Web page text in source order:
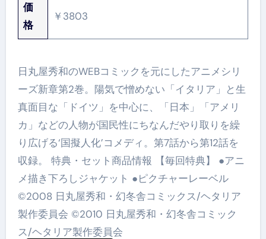
価
格
￥3803
日丸屋秀和のWEBコミックを元にしたアニメシリ
ーズ新章第2巻。陽気で憎めない「イタリア」と生
真面目な「ドイツ」を中心に、「日本」「アメリ
カ」などの人物が国民性にちなんだやり取りを繰
り広げる‘国擬人化’コメディ。第7話から第12話を
収録。 特典・セット商品情報 【毎回特典】 ●アニ
メ描き下ろしジャケット ●ピクチャーレーベル
©2008 日丸屋秀和・幻冬舎コミックス/ヘタリア
製作委員会 ©2010 日丸屋秀和・幻冬舎コミック
ス/ヘタリア製作委員会